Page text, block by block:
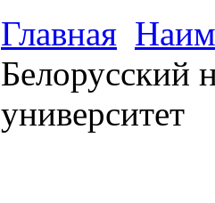
Главная
Белорусский
университет